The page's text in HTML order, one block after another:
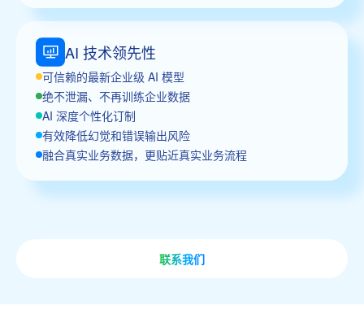
AI 技术领先性
可信赖的最新企业级 AI 模型
绝不泄漏、不再训练企业数据
AI 深度个性化订制
有效降低幻觉和错误输出风险
融合真实业务数据，更贴近真实业务流程
联系我们